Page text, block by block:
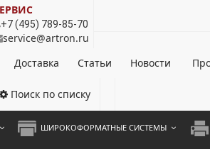
+7 (495) 789-85-70
service@artron.ru
Доставка Статьи Новости
Поиск по списку
ШИРОКОФОРМАТНЫЕ СИСТЕМЫ